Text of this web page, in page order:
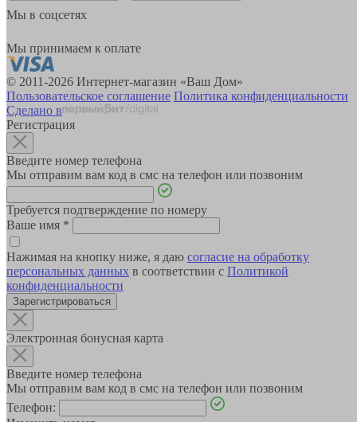
Мы в соцсетях
Мы принимаем к оплате
© 2011-2026 Интернет-магазин «Ваш Дом»
Пользовательское соглашение Политика конфиденциальности
Сделано в
Регистрация
Введите номер телефона
Мы отправим вам код в смс на телефон или позвоним
Требуется подтверждение по номеру
Ваше имя *
Нажимая на кнопку ниже, я даю согласие на обработку
персональных данных в соответствии с Политикой
конфиденциальности
Зарегистрироваться
Электронная бонусная карта
Введите номер телефона
Мы отправим вам код в смс на телефон или позвоним
Телефон: